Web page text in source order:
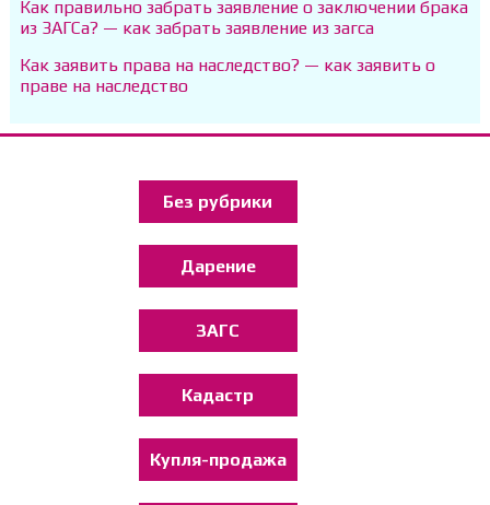
Как правильно забрать заявление о заключении брака
из ЗАГСа? — как забрать заявление из загса
Как заявить права на наследство? — как заявить о
праве на наследство
Без рубрики
Дарение
ЗАГС
Кадастр
Купля-продажа